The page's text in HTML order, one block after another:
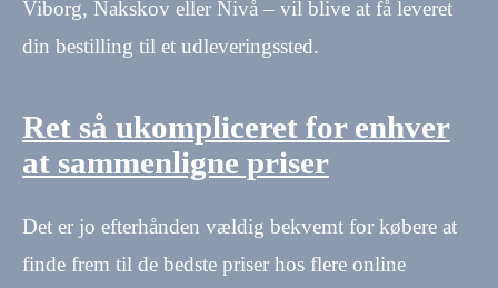
Viborg, Nakskov eller Nivå – vil blive at få leveret
din bestilling til et udleveringssted.
Ret så ukompliceret for enhver
at sammenligne priser
Det er jo efterhånden vældig bekvemt for købere at
finde frem til de bedste priser hos flere online